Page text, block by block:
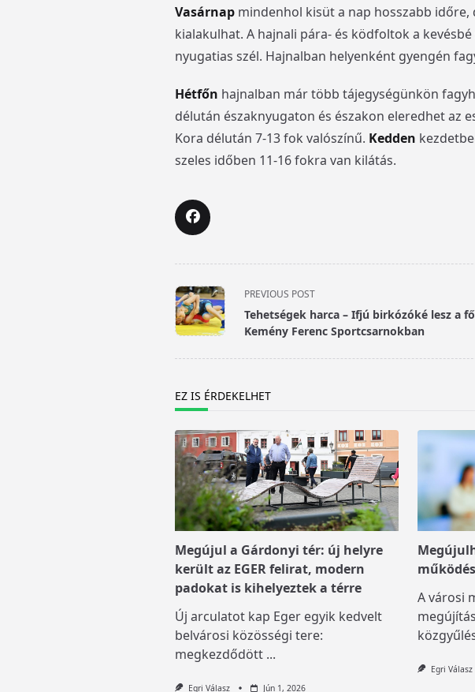
Vasárnap mindenhol kisüt a nap hosszabb
kialakulhat. A hajnali pára- és ködfoltok a
nyugatias szél. Hajnalban helyenként gyengén
Hétfőn hajnalban már több tájegységünkön
délután északnyugaton és északon eleredhet az
Kora délután 7-13 fok valószínű. Kedden
szeles időben 11-16 fokra van kilátás.
<span
class="nav-
subtitle
text">Page</span>
PREVIOUS POST
Tehetségek harca – Ifjú birkózóké lesz a
Kemény Ferenc Sportcsarnokban
EZ IS ÉRDEKELHET
Megújul a Gárdonyi tér: új helyre
került az EGER felirat, modern
padokat is kihelyeztek a térre
Új arculatot kap Eger egyik kedvelt
belvárosi közösségi tere:
megkezdődött ...
Egri Válasz Jún 1, 2026
A városi
Egri Válasz